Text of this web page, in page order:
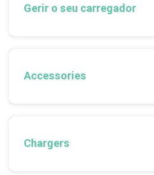
Gerir o seu carregador
Accessories
Chargers